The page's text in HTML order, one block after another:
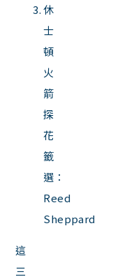
休
士
頓
火
箭
探
花
籤
選：
Reed
Sheppard
這
三